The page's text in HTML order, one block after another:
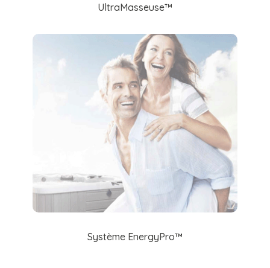
UltraMasseuse™
Système EnergyPro™